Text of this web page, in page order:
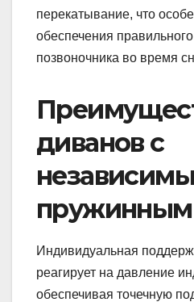
перекатывание, что
обеспечения
позвоночника во время
диванов с
Индивидуальная
реагирует на давление
обеспечивая точечную